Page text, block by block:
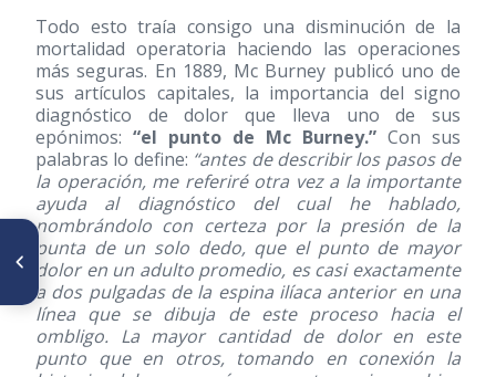
Todo esto traía consigo una disminución de la
mortalidad operatoria haciendo las operaciones
más seguras. En 1889, Mc Burney publicó uno de
sus artículos capitales, la importancia del signo
diagnóstico de dolor que lleva uno de sus
epónimos: “el punto de Mc Burney.” Con sus
palabras lo define: “antes de describir los pasos de
la operación, me referiré otra vez a la importante
ayuda al diagnóstico del cual he hablado,
nombrándolo con certeza por la presión de la
punta de un solo dedo, que el punto de mayor
dolor en un adulto promedio, es casi exactamente
a dos pulgadas de la espina ilíaca anterior en una
línea que se dibuja de este proceso hacia el
ombligo. La mayor cantidad de dolor en este
punto que en otros, tomando en conexión la
ARTÍCULO ANTERIOR
La figura de Gottfried Knoche
(1813-1901) en su verdadera
dimensión histórica